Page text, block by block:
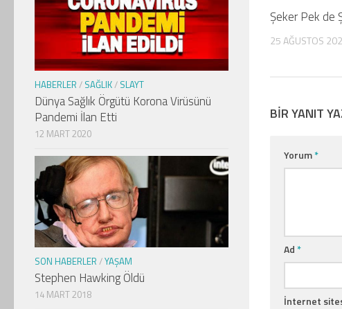
Şeker Pek de
25 AĞUSTOS
BIR YANIT
Yorum*
Ad*
İnternet
HABERLER / SAĞLIK/ SLAYT
Dünya Sağlık Örgütü Korona Virüsünü
Pandemi İlan Etti
12 MART 2020
SON HABERLER /YAŞAM
Stephen Hawking Öldü
14 MART 2018